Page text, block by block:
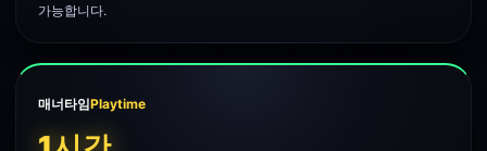
가능합니다.
매너타임Playtime